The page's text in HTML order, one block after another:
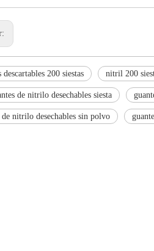
descartables 200 siestas nitril 200
de nitrilo desechables siesta
de nitrilo desechables sin polvo